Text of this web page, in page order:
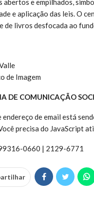
abertos e empilhados,
e aplicação das leis. O
de livros desfocada ao
de Imagem
DE COMUNICAÇÃO
endereço de email está
precisa do JavaScript
0660 | 2129-6771